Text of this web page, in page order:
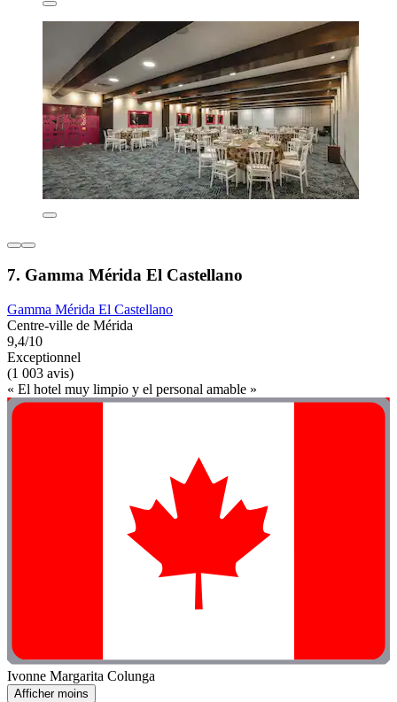
7. Gamma Mérida El Castellano
Gamma Mérida El Castellano
Centre-ville de Mérida
9,4/10
Exceptionnel
(1 003 avis)
« El hotel muy limpio y el personal amable »
Ivonne Margarita Colunga
Afficher moins